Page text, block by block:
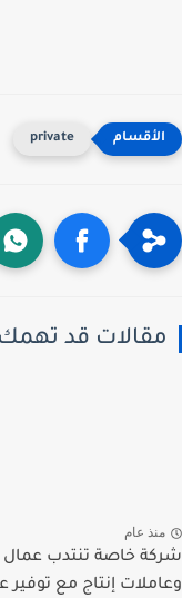
private
قد تهمك
عام
خاصة تنتدب عمال
إنتاج مع توفير عدة